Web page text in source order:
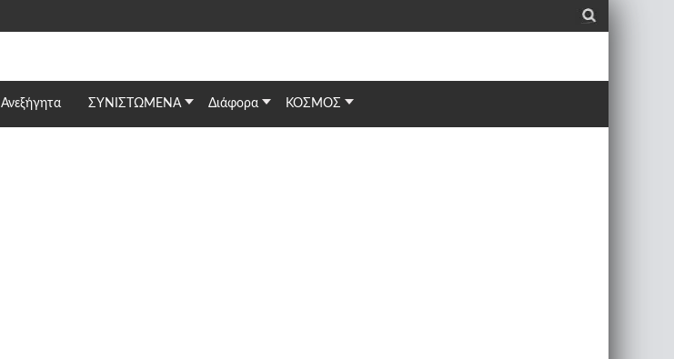
_
Ανεξήγητα ΣΥΝΙΣΤΩΜΕΝΑ Διάφορα ΚΟΣΜΟΣ